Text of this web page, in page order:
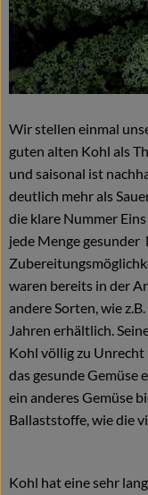
Naturkost
Wein
Getränke
Kosmetik &
Angebote & Neues
Wir empfehlen
VINCE Weine
So geht's
Über uns
Veranstaltungen
Wir stellen einmal
guten alten Kohl als
und saisonal ist
deutlich mehr als
die klare Nummer
jede Menge
waren bereits in der
andere Sorten, wie
Jahren erhältlich.
Kohl völlig zu
das gesunde Gemüse
ein anderes Gemüse
Ballaststoffe, wie die
Kohl hat eine sehr